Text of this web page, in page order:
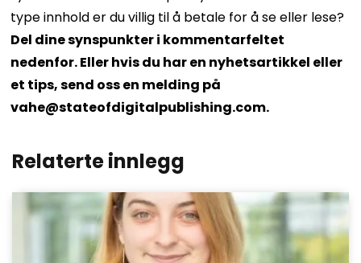
type innhold er du villig til å betale for å se eller lese?
Del dine synspunkter i kommentarfeltet
nedenfor. Eller hvis du har en nyhetsartikkel eller
et tips, send oss ​​en melding på
vahe@stateofdigitalpublishing.com.
Relaterte innlegg